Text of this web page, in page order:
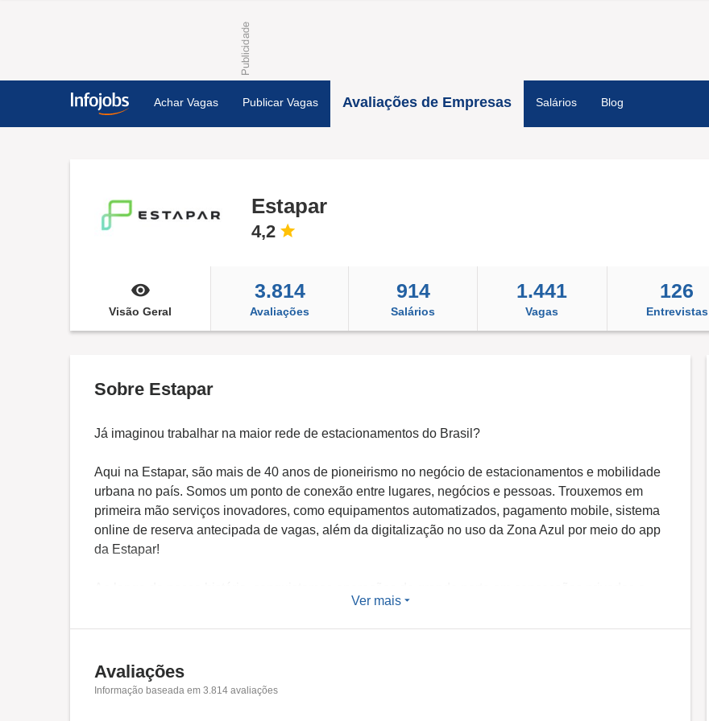
Achar Vagas Publicar Vagas Avaliações de Empresas Salários Blog
Estapar
4,2
Visão Geral
3.814
Avaliações
914
Salários
1.441
Vagas
126
Entrevistas
Sobre Estapar
Já imaginou trabalhar na maior rede de estacionamentos do Brasil?
Aqui na Estapar, são mais de 40 anos de pioneirismo no negócio de estacionamentos e mobilidade
urbana no país. Somos um ponto de conexão entre lugares, negócios e pessoas. Trouxemos em
primeira mão serviços inovadores, como equipamentos automatizados, pagamento mobile, sistema
online de reserva antecipada de vagas, além da digitalização no uso da Zona Azul por meio do app
da Estapar!
públicas nos maiores aeroportos, além das maiores arenas esportivas do Brasil, liderando vários
segmentos como hospitais, universidades, empreendimentos comerciais de alto padrão, shopping
Federal, em +70 cidades com +390 mil vagas, em +650 operações Estapar, além de 16 cidades
administrando o sistema de Zona Azul Digital. Sendo a primeira e única empresa do setor listada na
Ver mais
Avaliações
Informação baseada em 3.814 avaliações